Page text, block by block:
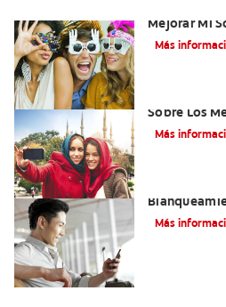
Mejorar Mi
Más
Sobre Los
Más
Más